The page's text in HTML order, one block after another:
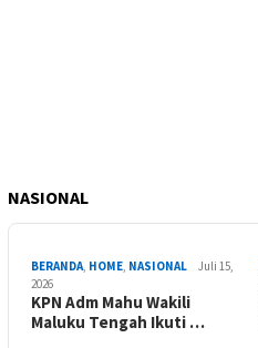
NASIONAL
BERANDA HOME NASIONAL
Juli 15,
2026
KPN Adm Mahu Wakili
Maluku Tengah Ikuti …